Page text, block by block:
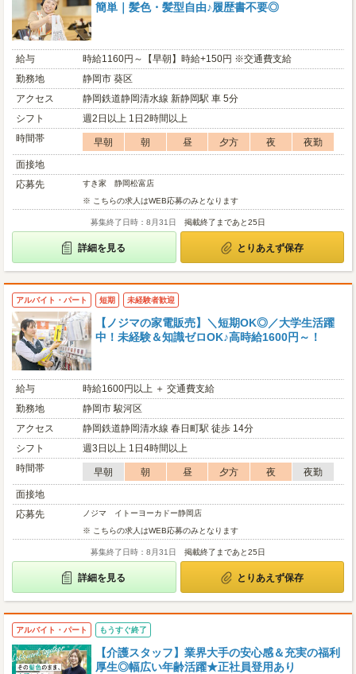
簡単｜髪色・髪型自由♪履歴書不要◎
給与
時給1160円～【早朝】時給+150円 ※交通費支給
勤務地
静岡市 葵区
アクセス
静岡鉄道静岡清水線 新静岡駅 車 5分
シフト
週2日以上 1日2時間以上
時間帯
早朝 朝 昼 夕方 夜
夜勤
面接地
応募先
すき家 静岡松富店
※ こちらの求人はWEB応募のみとなります
募集終了日時：8月31日 掲載終了まであと25日
詳細を見る とりあえず保存
アルバイト・パート 短期 未経験者歓迎
【ノジマの家電販売】＼短期OK◎／大学生活躍
中！未経験＆知識ゼロOK♪高時給1600円～！
給与
時給1600円以上 ＋ 交通費支給
勤務地
静岡市 駿河区
アクセス
静岡鉄道静岡清水線 春日町駅 徒歩 14分
シフト
週3日以上 1日4時間以上
時間帯
早朝 朝 昼 夕方 夜
夜勤
面接地
応募先
ノジマ イトーヨーカドー静岡店
※ こちらの求人はWEB応募のみとなります
募集終了日時：8月31日 掲載終了まであと25日
詳細を見る とりあえず保存
アルバイト・パート もうすぐ終了
【介護スタッフ】業界大手の安心感＆充実の福利
厚生◎幅広い年齢活躍★正社員登用あり